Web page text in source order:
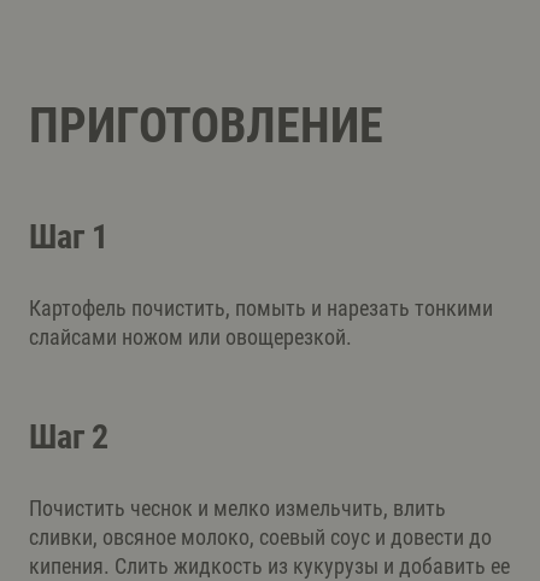
ПРИГОТОВЛЕНИЕ
Шаг 1
Картофель почистить, помыть и нарезать тонкими
слайсами ножом или овощерезкой.
Шаг 2
Почистить чеснок и мелко измельчить, влить
сливки, овсяное молоко, соевый соус и довести до
кипения. Слить жидкость из кукурузы и добавить ее